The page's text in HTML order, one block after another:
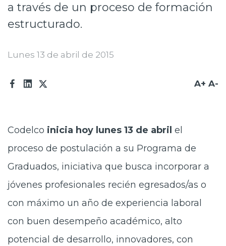
Proveedores
a través de un proceso de formación
estructurado.
Lunes 13 de abril de 2015
A+ A-
Codelco inicia hoy lunes 13 de abril el
proceso de postulación a su Programa de
Graduados, iniciativa que busca incorporar a
jóvenes profesionales recién egresados/as o
con máximo un año de experiencia laboral
con buen desempeño académico, alto
potencial de desarrollo, innovadores, con